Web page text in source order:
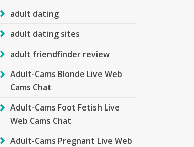
adult dating
adult dating sites
adult friendfinder review
Adult-Cams Blonde Live Web
Cams Chat
Adult-Cams Foot Fetish Live
Web Cams Chat
Adult-Cams Pregnant Live Web